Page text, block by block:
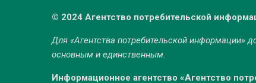
© 2024 Агентство потребительской
Для «Агентства потребительской информации»
основным и единственным.
Информационное агентство «Агентство